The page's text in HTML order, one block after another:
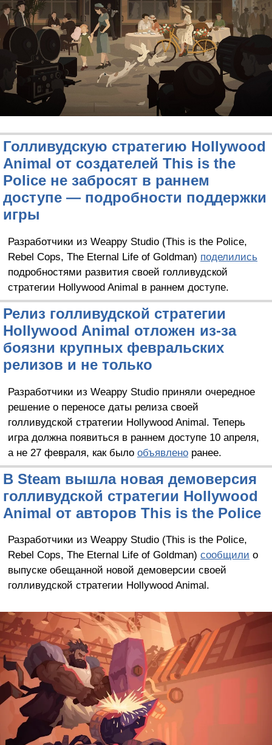
Голливудскую стратегию Hollywood
Animal от создателей This is the
Police не забросят в раннем
доступе — подробности поддержки
игры
Разработчики из Weappy Studio (This is the Police,
Rebel Cops, The Eternal Life of Goldman) поделились
подробностями развития своей голливудской
стратегии Hollywood Animal в раннем доступе.
Релиз голливудской стратегии
Hollywood Animal отложен из-за
боязни крупных февральских
релизов и не только
Разработчики из Weappy Studio приняли очередное
решение о переносе даты релиза своей
голливудской стратегии Hollywood Animal. Теперь
игра должна появиться в раннем доступе 10 апреля,
а не 27 февраля, как было объявленоранее.
В Steam вышла новая демоверсия
голливудской стратегии Hollywood
Animal от авторов This is the Police
Разработчики из Weappy Studio (This is the Police,
Rebel Cops, The Eternal Life of Goldman) сообщили о
выпуске обещанной новой демоверсии своей
голливудской стратегии Hollywood Animal.